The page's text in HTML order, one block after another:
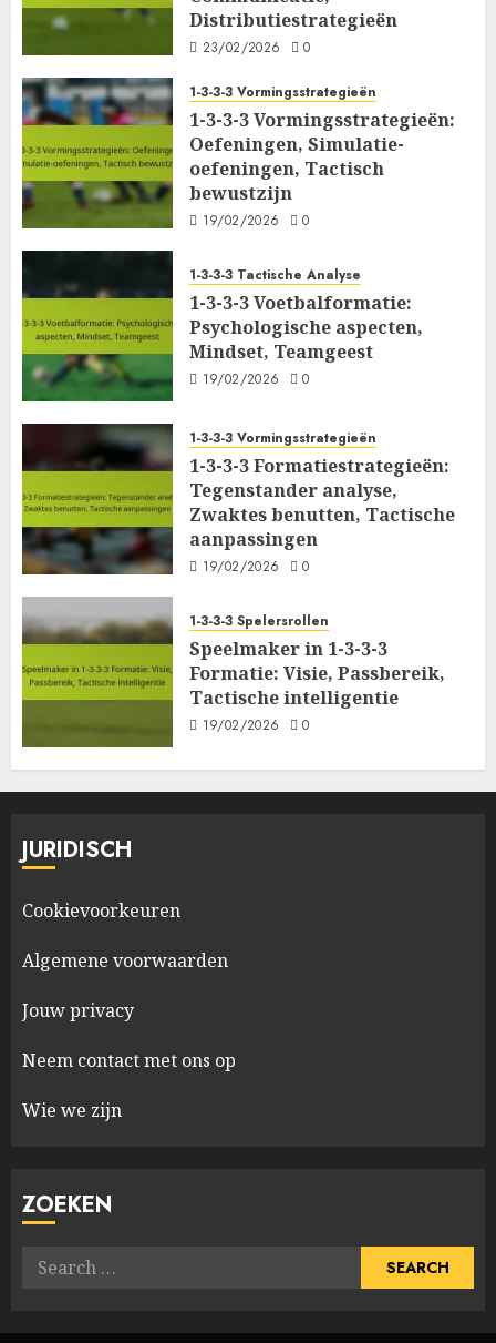
Distributiestrategieën
23/02/2026 0
1-3-3-3 Vormingsstrategieën
1-3-3-3 Vormingsstrategieën:
Oefeningen, Simulatie-
oefeningen, Tactisch
bewustzijn
19/02/2026 0
1-3-3-3 Tactische Analyse
1-3-3-3 Voetbalformatie:
Psychologische aspecten,
Mindset, Teamgeest
19/02/2026 0
1-3-3-3 Vormingsstrategieën
1-3-3-3 Formatiestrategieën:
Tegenstander analyse,
Zwaktes benutten, Tactische
aanpassingen
19/02/2026 0
1-3-3-3 Spelersrollen
Speelmaker in 1-3-3-3
Formatie: Visie, Passbereik,
Tactische intelligentie
19/02/2026 0
JURIDISCH
Cookievoorkeuren
Algemene voorwaarden
Jouw privacy
Neem contact met ons op
Wie we zijn
ZOEKEN
Search